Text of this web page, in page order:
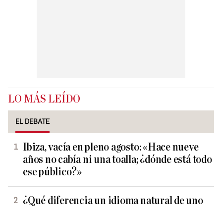
LO MÁS LEÍDO
EL DEBATE
Ibiza, vacía en pleno agosto: «Hace nueve
años no cabía ni una toalla; ¿dónde está todo
ese público?»
¿Qué diferencia un idioma natural de uno